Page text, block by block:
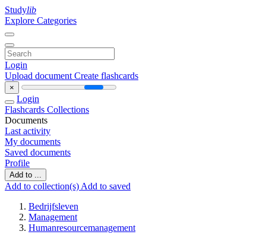
Studylib
Explore Categories
Login
Upload document Create flashcards
×
Login
Flashcards Collections
Documents
Last activity
My documents
Saved documents
Profile
Add to ...
Add to collection(s) Add to saved
Bedrijfsleven
Management
Humanresourcemanagement